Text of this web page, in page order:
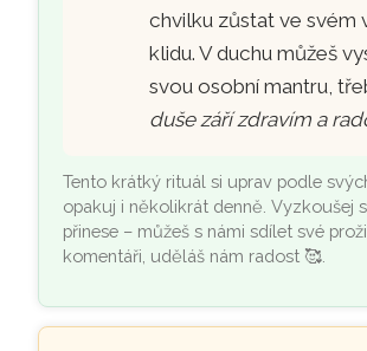
chvilku zůstat ve svém
klidu. V duchu můžeš
svou osobní mantru,
duše září zdravím a
Tento krátký rituál si uprav podle
opakuj i několikrát denně. Vyzkoušej
přinese – můžeš s námi sdílet své
komentáři, uděláš nám radost 🥰.